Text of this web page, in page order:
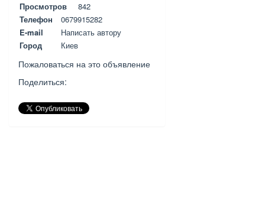
Просмотров
842
Телефон
0679915282
E-mail
Написать автору
Город
Киев
Пожаловаться на это объявление
Поделиться: